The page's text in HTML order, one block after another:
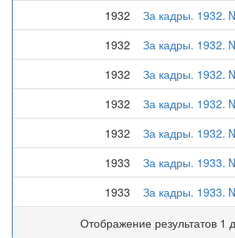
1932
За кадры. 1932.
1932
За кадры. 1932.
1932
За кадры. 1932.
1932
За кадры. 1932.
1932
За кадры. 1932.
1933
За кадры. 1933.
1933
За кадры. 1933.
Отображение результатов 1